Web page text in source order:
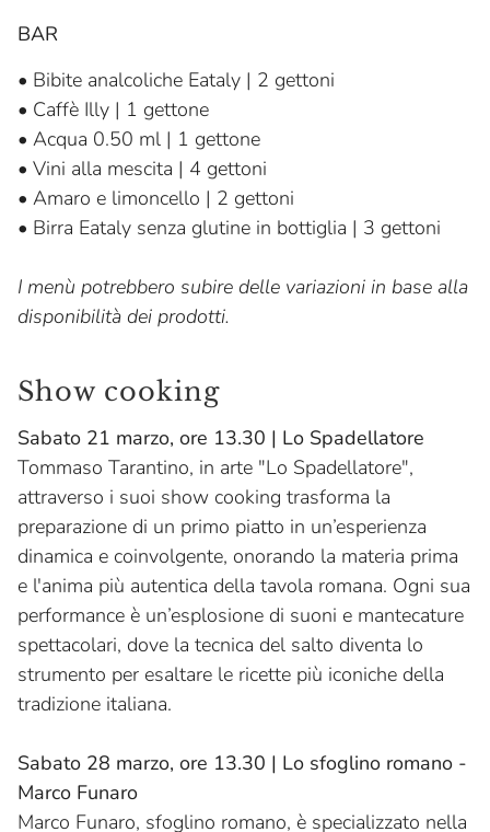
BAR
• Bibite analcoliche Eataly | 2 gettoni
• Caffè Illy | 1 gettone
• Acqua 0.50 ml | 1 gettone
• Vini alla mescita | 4 gettoni
• Amaro e limoncello | 2 gettoni
• Birra Eataly senza glutine in bottiglia | 3 gettoni
I menù potrebbero subire delle variazioni in base alla
disponibilità dei prodotti.
Show cooking
Sabato 21 marzo, ore 13.30 | Lo Spadellatore
Tommaso Tarantino, in arte "Lo Spadellatore",
attraverso i suoi show cooking trasforma la
preparazione di un primo piatto in un’esperienza
dinamica e coinvolgente, onorando la materia prima
e l'anima più autentica della tavola romana. Ogni sua
performance è un’esplosione di suoni e mantecature
spettacolari, dove la tecnica del salto diventa lo
strumento per esaltare le ricette più iconiche della
tradizione italiana.
Sabato 28 marzo, ore 13.30 | Lo sfoglino romano -
Marco Funaro
Marco Funaro, sfoglino romano, è specializzato nella